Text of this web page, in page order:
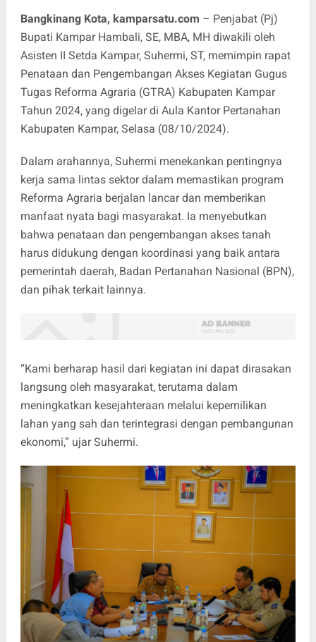
Bangkinang Kota, kamparsatu.com – Penjabat (Pj)
Bupati Kampar Hambali, SE, MBA, MH diwakili oleh
Asisten II Setda Kampar, Suhermi, ST, memimpin rapat
Penataan dan Pengembangan Akses Kegiatan Gugus
Tugas Reforma Agraria (GTRA) Kabupaten Kampar
Tahun 2024, yang digelar di Aula Kantor Pertanahan
Kabupaten Kampar, Selasa (08/10/2024).
Dalam arahannya, Suhermi menekankan pentingnya
kerja sama lintas sektor dalam memastikan program
Reforma Agraria berjalan lancar dan memberikan
manfaat nyata bagi masyarakat. Ia menyebutkan
bahwa penataan dan pengembangan akses tanah
harus didukung dengan koordinasi yang baik antara
pemerintah daerah, Badan Pertanahan Nasional (BPN),
dan pihak terkait lainnya.
“Kami berharap hasil dari kegiatan ini dapat dirasakan
langsung oleh masyarakat, terutama dalam
meningkatkan kesejahteraan melalui kepemilikan
lahan yang sah dan terintegrasi dengan pembangunan
ekonomi,” ujar Suhermi.